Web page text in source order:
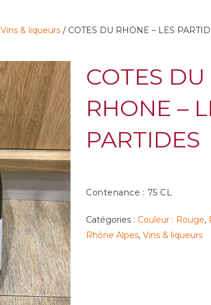
Vins & liqueurs / COTES DU RHONE – LES
COTES DU
RHONE –
PARTIDES
Contenance : 75 CL
Catégories : Couleur : Rouge,
Rhône Alpes,Vins & liqueurs